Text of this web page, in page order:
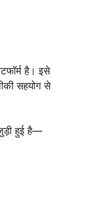
है। इसे
सहयोग से
हुई है—